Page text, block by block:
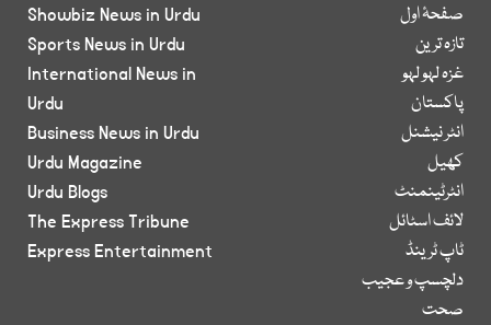
صفحۂ اول
تازہ ترین
غزہ لہو لہو
پاکستان
انٹر نیشنل
کھیل
انٹرٹینمنٹ
لائف اسٹائل
ٹاپ ٹرینڈ
دلچسپ و عجیب
صحت
Showbiz News in Urdu
Sports News in Urdu
International News in
Urdu
Business News in Urdu
Urdu Magazine
Urdu Blogs
The Express Tribune
Express Entertainment